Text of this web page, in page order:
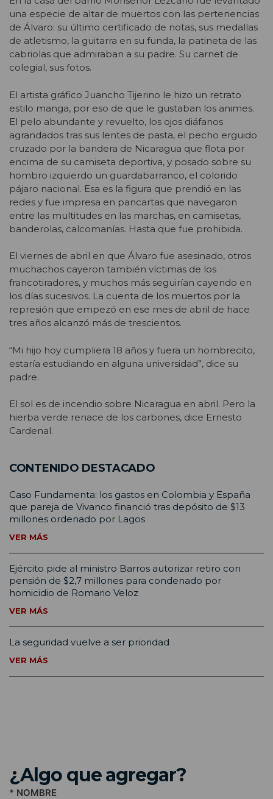
una especie de altar de muertos con las pertenencias
de Álvaro: su último certificado de notas, sus medallas
de atletismo, la guitarra en su funda, la patineta de las
cabriolas que admiraban a su padre. Su carnet de
colegial, sus fotos.
El artista gráfico Juancho Tijerino le hizo un retrato
estilo manga, por eso de que le gustaban los animes.
El pelo abundante y revuelto, los ojos diáfanos
agrandados tras sus lentes de pasta, el pecho erguido
cruzado por la bandera de Nicaragua que flota por
encima de su camiseta deportiva, y posado sobre su
hombro izquierdo un guardabarranco, el colorido
pájaro nacional. Esa es la figura que prendió en las
redes y fue impresa en pancartas que navegaron
entre las multitudes en las marchas, en camisetas,
banderolas, calcomanías. Hasta que fue prohibida.
El viernes de abril en que Álvaro fue asesinado, otros
muchachos cayeron también víctimas de los
francotiradores, y muchos más seguirían cayendo en
los días sucesivos. La cuenta de los muertos por la
represión que empezó en ese mes de abril de hace
tres años alcanzó más de trescientos.
“Mi hijo hoy cumpliera 18 años y fuera un hombrecito,
estaría estudiando en alguna universidad”, dice su
padre.
El sol es de incendio sobre Nicaragua en abril. Pero la
hierba verde renace de los carbones, dice Ernesto
Cardenal.
CONTENIDO DESTACADO
Caso Fundamenta: los gastos en Colombia y España
que pareja de Vivanco financió tras depósito de $13
millones ordenado por Lagos
VER MÁS
Ejército pide al ministro Barros autorizar retiro con
pensión de $2,7 millones para condenado por
homicidio de Romario Veloz
VER MÁS
La seguridad vuelve a ser prioridad
VER MÁS
¿Algo que agregar?
* NOMBRE